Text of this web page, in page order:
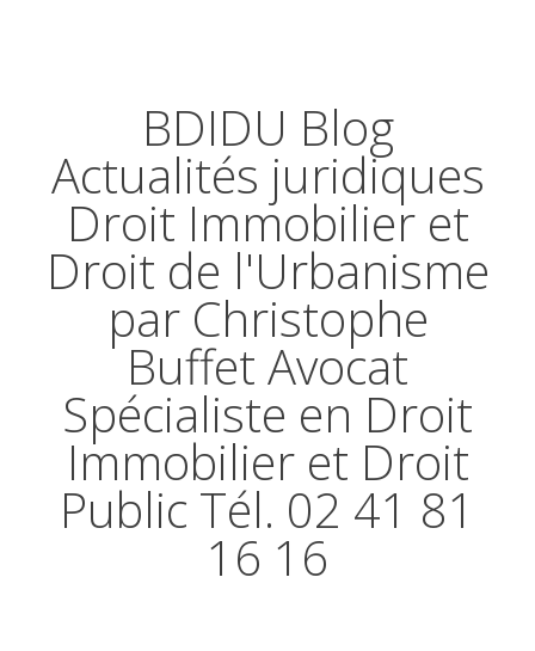
BDIDU Blog
Actualités juridiques
Droit Immobilier et
Droit de l'Urbanisme
par Christophe
Buffet Avocat
Spécialiste en Droit
Immobilier et Droit
Public Tél. 02 41 81
16 16